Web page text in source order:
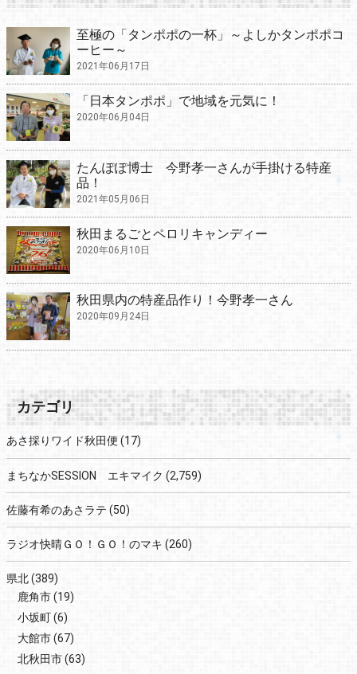
至極の「タンポポの一杯」～よしかタンポポコ
ーヒー～
2021年06月17日
「日本タンポポ」で地域を元気に！
2020年06月04日
たんぽぽ博士 今野孝一さんが手掛ける特産
品！
2021年05月06日
秋田まるごとペロリキャンディー
2020年06月10日
秋田県内の特産品作り！今野孝一さん
2020年09月24日
カテゴリ
あさ採りワイド秋田便 (17)
まちなかSESSION エキマイク (2,759)
佐藤有希のあさラテ (50)
ラジオ快晴ＧＯ！ＧＯ！のマキ (260)
県北(389)
鹿角市(19)
小坂町(6)
大館市(67)
北秋田市(63)